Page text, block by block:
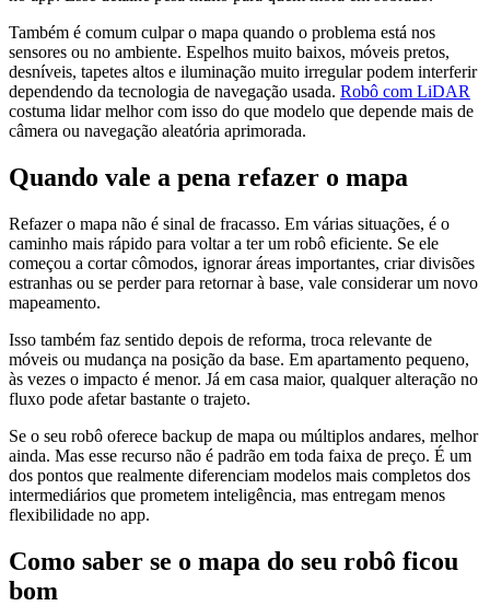
Também é comum culpar o mapa quando o problema está nos
sensores ou no ambiente. Espelhos muito baixos, móveis pretos,
desníveis, tapetes altos e iluminação muito irregular podem interferir
dependendo da tecnologia de navegação usada. Robô com LiDAR
costuma lidar melhor com isso do que modelo que depende mais de
câmera ou navegação aleatória aprimorada.
Quando vale a pena refazer o mapa
Refazer o mapa não é sinal de fracasso. Em várias situações, é o
caminho mais rápido para voltar a ter um robô eficiente. Se ele
começou a cortar cômodos, ignorar áreas importantes, criar divisões
estranhas ou se perder para retornar à base, vale considerar um novo
mapeamento.
Isso também faz sentido depois de reforma, troca relevante de
móveis ou mudança na posição da base. Em apartamento pequeno,
às vezes o impacto é menor. Já em casa maior, qualquer alteração no
fluxo pode afetar bastante o trajeto.
Se o seu robô oferece backup de mapa ou múltiplos andares, melhor
ainda. Mas esse recurso não é padrão em toda faixa de preço. É um
dos pontos que realmente diferenciam modelos mais completos dos
intermediários que prometem inteligência, mas entregam menos
flexibilidade no app.
Como saber se o mapa do seu robô ficou
bom